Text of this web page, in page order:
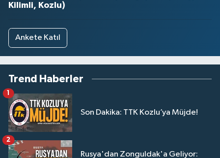
Kilimli, Kozlu)
Ankete Katıl
Trend Haberler
Son Dakika: TTK Kozlu’ya Müjde!
1
Rusya'dan Zonguldak'a Geliyor:
2